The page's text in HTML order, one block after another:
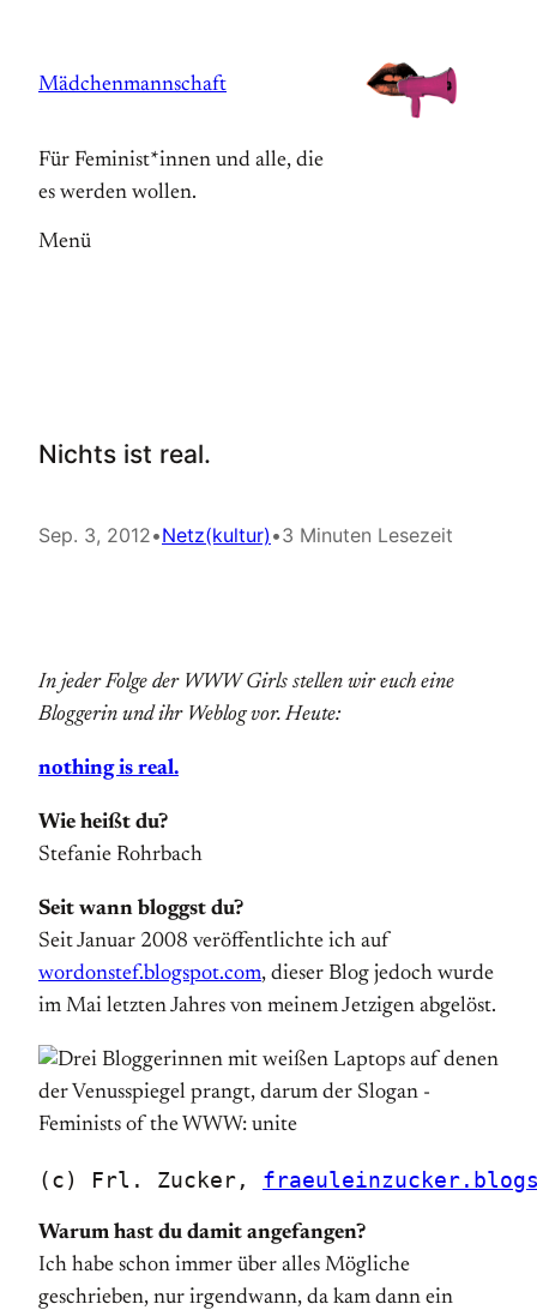
springen
Mädchenmannschaft
Für Feminist*innen und alle, die
es werden wollen.
Menü
Nichts ist real.
Sep. 3, 2012•Netz(kultur) •3 Minuten Lesezeit
In jeder Folge der WWW Girls stellen wir euch eine
Bloggerin und ihr Weblog vor. Heute:
nothing is real.
Wie heißt du?
Stefanie Rohrbach
Seit wann bloggst du?
Seit Januar 2008 veröffentlichte ich auf
wordonstef.blogspot.com, dieser Blog jedoch wurde
im Mai letzten Jahres von meinem Jetzigen abgelöst.
(c) Frl. Zucker,
Warum hast du damit angefangen?
Ich habe schon immer über alles Mögliche
geschrieben, nur irgendwann, da kam dann ein